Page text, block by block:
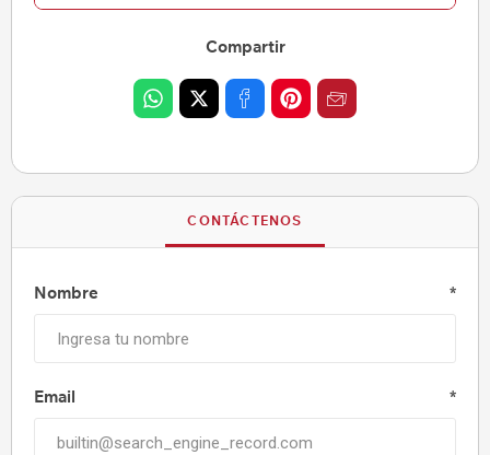
Compartir
CONTÁCTENOS
Nombre *
Email *